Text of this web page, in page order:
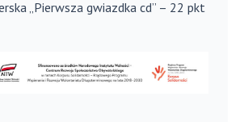
„Pierwsza gwiazdka cd” – 22 pkt